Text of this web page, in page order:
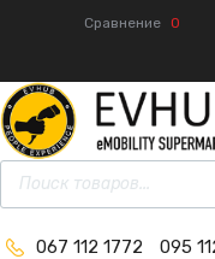
Сравнение 0
067 112 1772 095